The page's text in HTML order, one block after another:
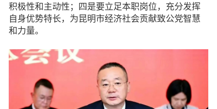
积极性和主动性；四是要立足本职岗位，充分发挥
自身优势特长，为昆明市经济社会贡献致公党智慧
和力量。